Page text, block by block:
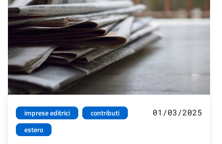
imprese editrici
contributi
estero
01/03/2025